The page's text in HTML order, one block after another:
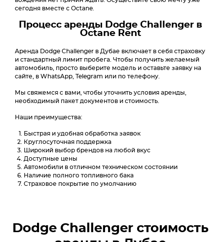
сегодня вместе с Octane.
Процесс аренды Dodge Challenger в
Octane Rent
Аренда Dodge Challenger в Дубае включает в себя страховку
и стандартный лимит пробега. Чтобы получить желаемый
автомобиль, просто выберите модель и оставьте заявку на
сайте, в WhatsApp, Telegram или по телефону.
Мы свяжемся с вами, чтобы уточнить условия аренды,
необходимый пакет документов и стоимость.
Наши преимущества:
Быстрая и удобная обработка заявок
Круглосуточная поддержка
Широкий выбор брендов на любой вкус
Доступные цены
Автомобили в отличном техническом состоянии
Наличие полного топливного бака
Страховое покрытие по умолчанию
Dodge Challenger стоимость